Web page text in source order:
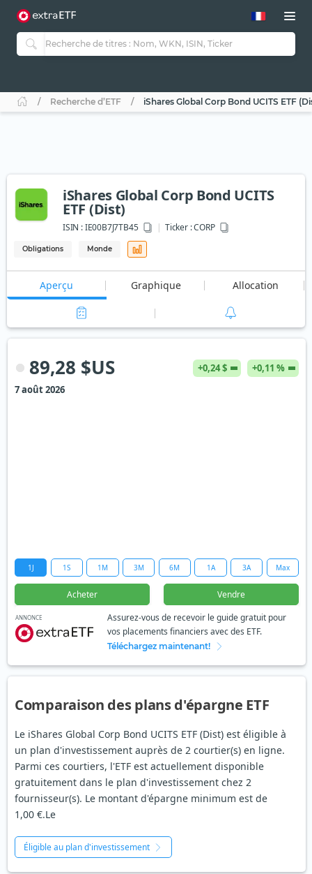
Recherche d’ETF iShares Global Corp Bond UCITS ETF
iShares Global Corp Bond UCITS
ETF (Dist)
ISIN :IE00B7J7TB45 Ticker :CORP
Obligations Monde
Aperçu Graphique Allocation
89,28 $US +0,24 $
+0,11 %
7 août 2026
1J 1S 1M 3M 6M 1A 3A Max
Acheter Vendre
ANNONCE
Assurez-vous de recevoir le guide gratuit pour
vos placements financiers avec des ETF.
Téléchargez maintenant!
Comparaison des plans d'épargne ETF
Le iShares Global Corp Bond UCITS ETF (Dist) est éligible à
un plan d'investissement auprès de 2 courtier(s) en ligne.
Parmi ces courtiers, l'ETF est actuellement disponible
gratuitement dans le plan d'investissement chez 2
fournisseur(s). Le montant d'épargne minimum est de
1,00 €.Le
Éligible au plan d'investissement